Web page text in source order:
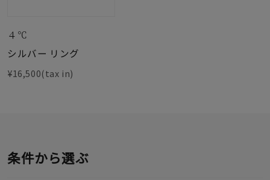
４℃
シルバー リング
¥16,500(tax in)
条件から選ぶ